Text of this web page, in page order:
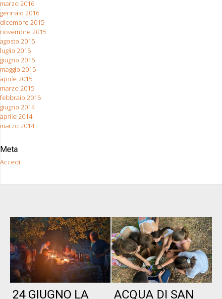
marzo 2016
gennaio 2016
dicembre 2015
novembre 2015
agosto 2015
luglio 2015
giugno 2015
maggio 2015
aprile 2015
marzo 2015
febbraio 2015
giugno 2014
aprile 2014
marzo 2014
Meta
Accedi
24 GIUGNO LA ACQUA DI SAN